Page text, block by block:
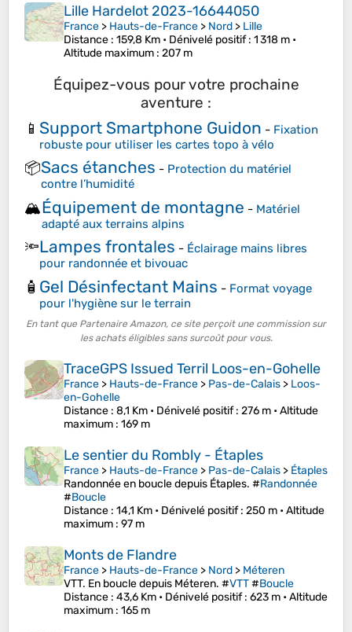
Lille Hardelot 2023-16644050
France > Hauts-de-France > Nord > Lille
Distance : 159,8 Km • Dénivelé positif: 1 318 m •
Altitude maximum : 207 m
Équipez-vous pour votre prochaine
aventure :
📱 Support Smartphone Guidon - Fixation
robuste pour utiliser les cartes topo à vélo
📦Sacs étanches - Protection du matériel
contre l’humidité
🏔️Équipement de montagne - Matériel
adapté aux terrains alpins
🔦Lampes frontales - Éclairage mains libres
pour randonnée et bivouac
🧴 Gel Désinfectant Mains - Format voyage
pour l'hygiène sur le terrain
En tant que Partenaire Amazon, ce site perçoit une commission sur
les achats éligibles sans surcoût pour vous.
TraceGPS Issued Terril Loos-en-Gohelle
France > Hauts-de-France > Pas-de-Calais > Loos-
en-Gohelle
Distance : 8,1 Km • Dénivelé positif: 276 m •Altitude
maximum : 169 m
Le sentier du Rombly - Étaples
France > Hauts-de-France > Pas-de-Calais > Étaples
Randonnée en boucle depuis Étaples. #Randonnée
#Boucle
Distance : 14,1 Km • Dénivelé positif: 250 m •Altitude
maximum : 97 m
Monts de Flandre
France > Hauts-de-France > Nord > Méteren
VTT. En boucle depuis Méteren. #VTT#Boucle
Distance : 43,6 Km • Dénivelé positif: 623 m •Altitude
maximum : 165 m